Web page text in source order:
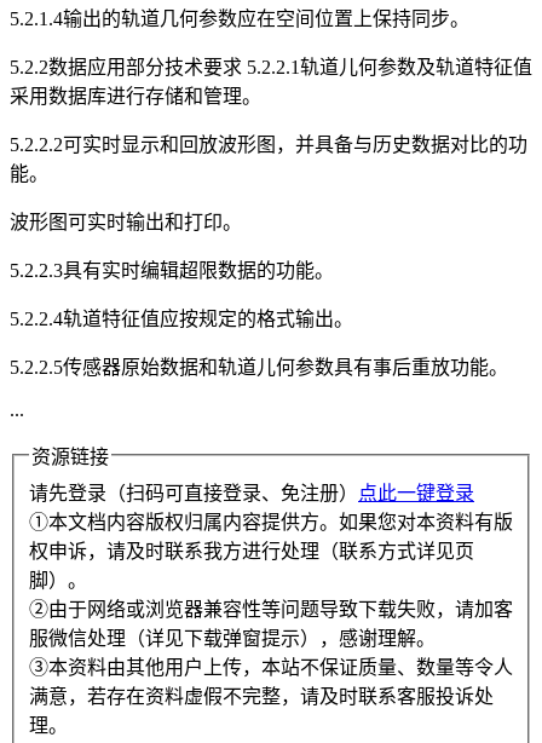
5.2.1.4输出的轨道几何参数应在空间位置上保持同步。
5.2.2数据应用部分技术要求 5.2.2.1轨道儿何参数及轨道特征值
采用数据库进行存储和管理。
5.2.2.2可实时显示和回放波形图，并具备与历史数据对比的功
能。
波形图可实时输出和打印。
5.2.2.3具有实时编辑超限数据的功能。
5.2.2.4轨道特征值应按规定的格式输出。
5.2.2.5传感器原始数据和轨道儿何参数具有事后重放功能。
...
资源链接
请先登录（扫码可直接登录、免注册）
点此一键登录
①本文档内容版权归属内容提供方。如果您对本资料有版
权申诉，请及时联系我方进行处理（联系方式详见页
脚）。
②由于网络或浏览器兼容性等问题导致下载失败，请加客
服微信处理（详见下载弹窗提示），感谢理解。
③本资料由其他用户上传，本站不保证质量、数量等令人
满意，若存在资料虚假不完整，请及时联系客服投诉处
理。